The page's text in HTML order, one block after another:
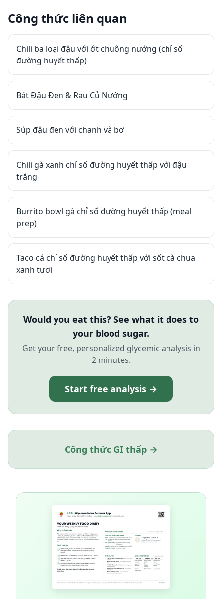
Công thức liên quan
Chili ba loại đậu với ớt chuông nướng (chỉ số
đường huyết thấp)
Bát Đậu Đen & Rau Củ Nướng
Súp đậu đen với chanh và bơ
Chili gà xanh chỉ số đường huyết thấp với đậu
trắng
Burrito bowl gà chỉ số đường huyết thấp (meal
prep)
Taco cá chỉ số đường huyết thấp với sốt cà chua
xanh tươi
Would you eat this? See what it does to
your blood sugar.
Get your free, personalized glycemic analysis in
2 minutes.
Start free analysis →
Công thức GI thấp →